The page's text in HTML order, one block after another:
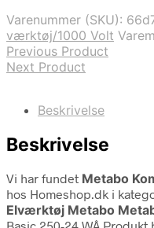
Varenummer (SKU):
værktøj/1000 Volt
Previous Product
Next Product
Beskrivelse
Beskrivelse
Vi har fundet Metabo
hos Homeshop.dk i
Elværktøj Metabo